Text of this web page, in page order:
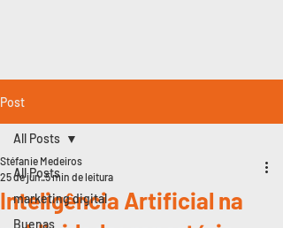
Post
All Posts
marketing digital
Buenas
All Posts
Inteligência Artificial na
Stéfanie Medeiros
25 de jun.5 min de leitura